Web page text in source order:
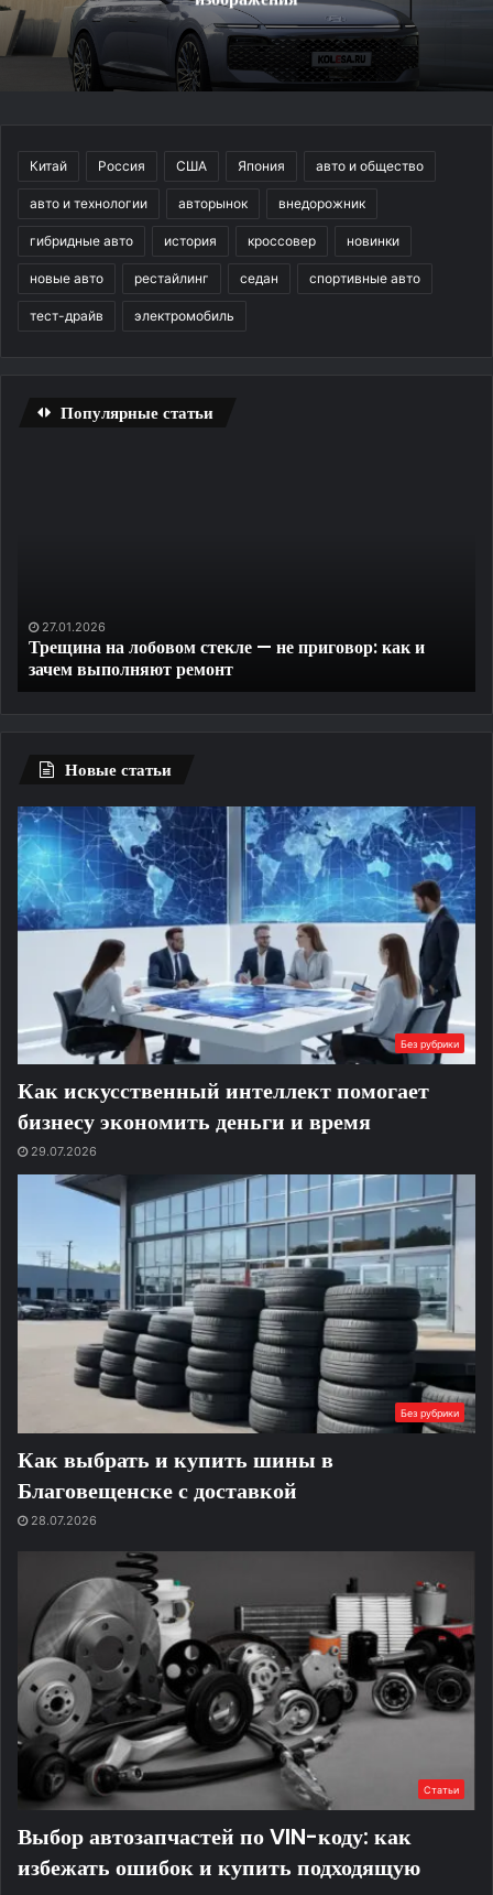
Китай Россия США Япония авто и общество
авто и технологии авторынок внедорожник
гибридные авто история кроссовер новинки
новые авто рестайлинг седан спортивные авто
тест-драйв электромобиль
Популярные статьи
лобовом стекле — не приговор: как и
ремонт
территорию
Удаленная
Новые статьи
Без рубрики
Как искусственный интеллект помогает
бизнесу экономить деньги и время
29.07.2026
Без рубрики
Как выбрать и купить шины в
Благовещенске с доставкой
28.07.2026
Статьи
Выбор автозапчастей по VIN-коду: как
избежать ошибок и купить подходящую